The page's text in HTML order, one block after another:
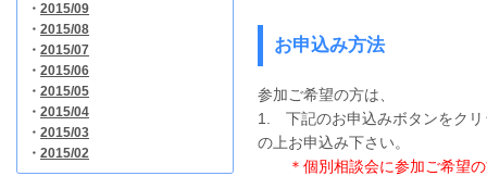
・ 2015/09
・ 2015/08
・ 2015/07
・ 2015/06
・ 2015/05
・ 2015/04
・ 2015/03
・ 2015/02
お申込み方法
参加ご希望の方は、
1. 下記のお申込みボタンをクリ
の上お申込み下さい。
＊個別相談会に参加ご希望